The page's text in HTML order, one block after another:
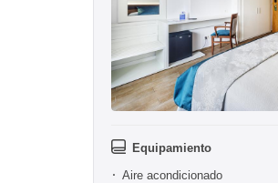
Equipamiento
Aire acondicionado